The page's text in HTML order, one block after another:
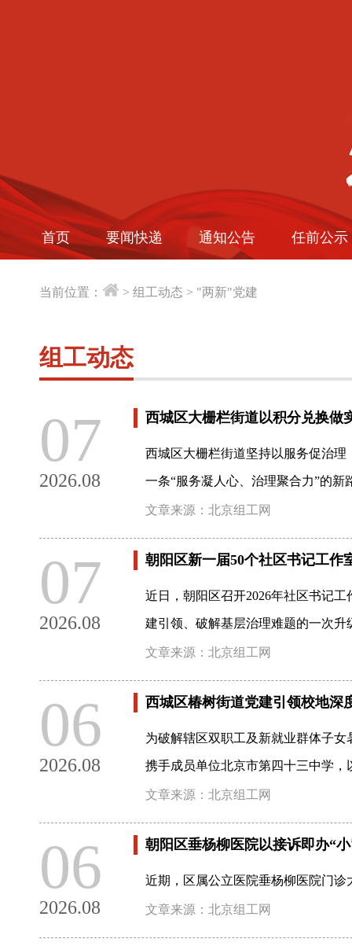
首页 要闻快递 通知公告 任前公示
当前位置： > 组工动态 > "两新"党建
组工动态
07
2026.08
西城区大栅栏街道以积分兑换做
西城区大栅栏街道坚持以服务促治
一条“服务凝人心、治理聚合力”的
文章来源：北京组工网
07
2026.08
朝阳区新一届50个社区书记工作
近日，朝阳区召开2026年社区书记
建引领、破解基层治理难题的一次
文章来源：北京组工网
06
2026.08
西城区椿树街道党建引领校地深
为破解辖区双职工及新就业群体子
携手成员单位北京市第四十三中学
文章来源：北京组工网
06
2026.08
朝阳区垂杨柳医院以接诉即办“
近期，区属公立医院垂杨柳医院门
文章来源：北京组工网